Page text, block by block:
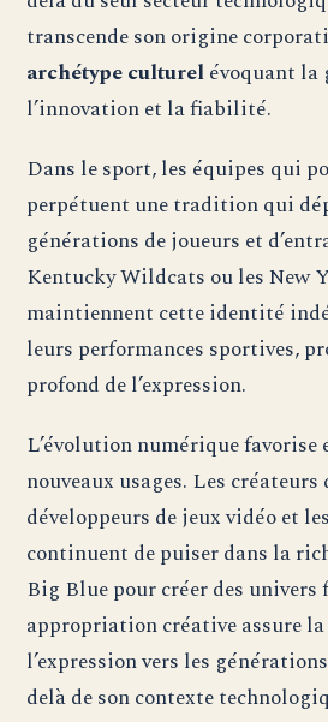
transcende son origine
archétype culturelévoquant la
l’innovation et la fiabilité.
Dans le sport, les équipes qui
perpétuent une tradition qui
générations de joueurs et
Kentucky Wildcats ou les New
maintiennent cette identité
leurs performances sportives,
profond de l’expression.
L’évolution numérique favorise
nouveaux usages. Les créateurs
développeurs de jeux vidéo et
continuent de puiser dans la
Big Blue pour créer des
appropriation créative assure
l’expression vers les
delà de son contexte